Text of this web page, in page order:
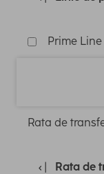
Prime Line
Rata de
Rata de